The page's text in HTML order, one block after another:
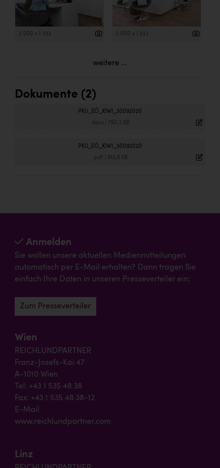
2 000 x 1 333 2 000 x 1 333
weitere ...
Dokumente (2)
PKU_EÖ_KIWI_30092020
.docx 760,2 KB
PKU_EÖ_KIWI_30092020
.pdf 815,8 KB
Anmelden
Sie wollen unsere aktuellen Medienmitteilungen
automatisch per E-Mail erhalten? Dann tragen Sie
einfach Ihre Daten in unseren Presseverteiler ein:
Zum Presseverteiler
Wien
REICHLUNDPARTNER
Franz-Josefs-Kai 47
A-1010 Wien
Tel: +43 1 535 48 38
Fax: +43 1 535 48 38-12
E-Mail
www.reichlundpartner.com
Linz